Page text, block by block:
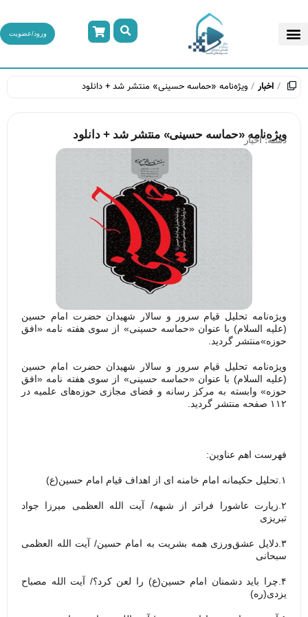
ورود/عضویت
اخبار ویژه‌نامه «حماسه حسینی» منتشر شد + دانلود
ویژه‌نامه «حماسه حسینی» منتشر شد + دانلود
دسته:اخبار
ویژه‌نامه تحلیل قیام سرور و سالار شهیدان حضرت امام حسین
(علیه السلام) با عنوان «حماسه حسینی» از سوی هفته نامه «افق
حوزه»منتشر گردید.
ویژه‌نامه تحلیل قیام سرور و سالار شهیدان حضرت امام حسین
(علیه السلام) با عنوان «حماسه حسینی» از سوی هفته نامه «افق
حوزه» وابسته به مرکز رسانه و فضای مجازی حوزه‌های علمیه در
۱۱۲ صفحه منتشر گردید.
فهرست اهم عناوین:
۱.تحلیل حکیمانه امام خامنه ای از اهداف قیام امام حسین(ع)
۲.زیارت عاشورا فراتر از شبهه/ آیت الله العظمی میرزا جواد
تبریزی
۳.دلایل عشق‌ورزی همه بشریت به امام حسین/ آیت الله العظمی
سبحانی
۴.چرا باید دشمنان امام حسین(ع) را لعن کرد؟/ آیت الله مصباح
یزدی(ره)